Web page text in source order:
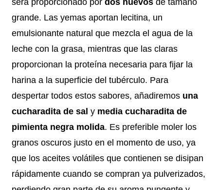
grande. Las yemas aportan lecitina, un
emulsionante natural que mezcla el agua de la
leche con la grasa, mientras que las claras
proporcionan la proteína necesaria para fijar la
harina a la superficie del tubérculo. Para
despertar todos estos sabores, añadiremos una
cucharadita de sal y media cucharadita de
pimienta negra molida. Es preferible moler los
granos oscuros justo en el momento de uso, ya
que los aceites volátiles que contienen se disipan
rápidamente cuando se compran ya pulverizados,